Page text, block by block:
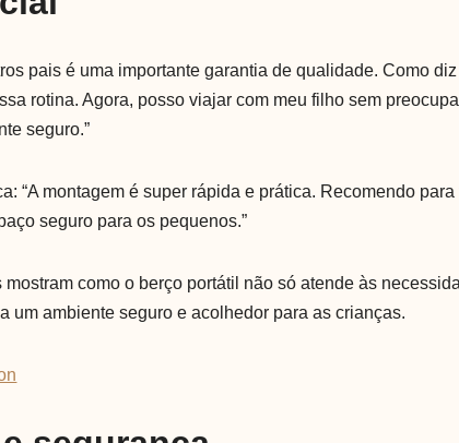
pais é uma importante garantia de qualidade. Como diz
rotina. Agora, posso viajar com meu filho sem
seguro.”
“A montagem é super rápida e prática. Recomendo
seguro para os pequenos.”
mostram como o berço portátil não só atende às
um ambiente seguro e acolhedor para as crianças.